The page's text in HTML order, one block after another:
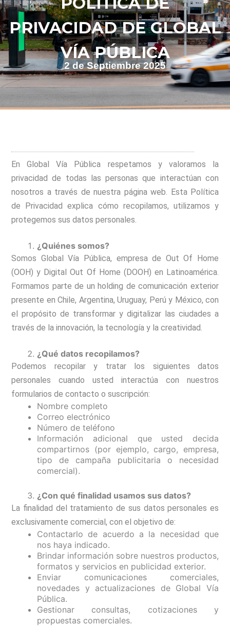
PRIVACIDAD DE GLOBAL
VÍA PÚBLICA
2 de Septiembre 2025
En Global Vía Pública respetamos y valoramos la
privacidad de todas las personas que interactúan con
nosotros a través de nuestra página web. Esta Política
de Privacidad explica cómo recopilamos, utilizamos y
protegemos sus datos personales.
¿Quiénes somos?
Somos Global Vía Pública, empresa de Out Of Home
(OOH) y Digital Out Of Home (DOOH) en Latinoamérica.
Formamos parte de un holding de comunicación exterior
presente en Chile, Argentina, Uruguay, Perú y México, con
el propósito de transformar y digitalizar las ciudades a
través de la innovación, la tecnología y la creatividad.
¿Qué datos recopilamos?
Podemos recopilar y tratar los siguientes datos
personales cuando usted interactúa con nuestros
formularios de contacto o suscripción:
Nombre completo
Correo electrónico
Número de teléfono
Información adicional que usted decida
compartirnos (por ejemplo, cargo, empresa,
tipo de campaña publicitaria o necesidad
comercial).
¿Con qué finalidad usamos sus datos?
La finalidad del tratamiento de sus datos personales es
exclusivamente comercial, con el objetivo de:
Contactarlo de acuerdo a la necesidad que
nos haya indicado.
Brindar información sobre nuestros productos,
formatos y servicios en publicidad exterior.
Enviar comunicaciones comerciales,
novedades y actualizaciones de Global Vía
Pública.
Gestionar consultas, cotizaciones y
propuestas comerciales.